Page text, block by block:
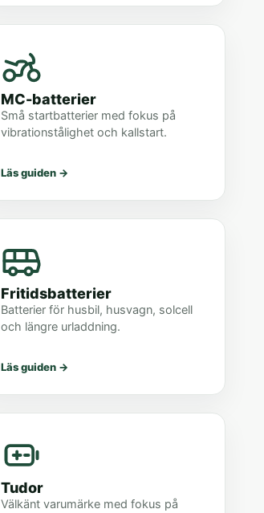
MC-batterier
Små startbatterier med fokus på
vibrationstålighet och kallstart.
Läs guiden →
Fritidsbatterier
Batterier för husbil, husvagn, solcell
och längre urladdning.
Läs guiden →
Tudor
Välkänt varumärke med fokus på